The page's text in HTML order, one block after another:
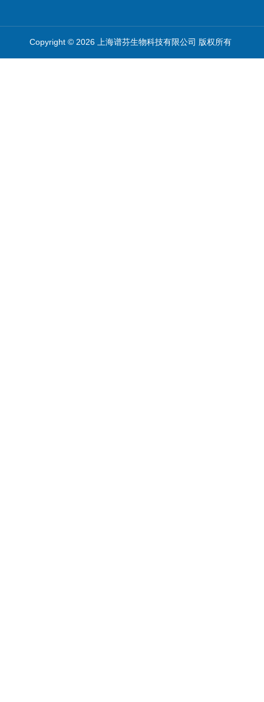
Copyright © 2026 上海谱芬生物科技有限公司 版权所有